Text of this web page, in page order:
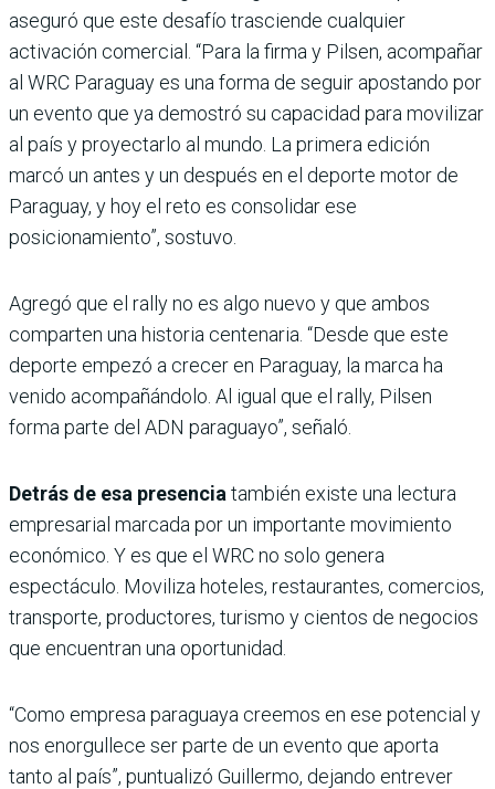
aseguró que este desafío trasciende cualquier
activación comercial. “Para la firma y Pilsen, acompañar
al WRC Paraguay es una forma de seguir apostando por
un evento que ya demostró su capacidad para movilizar
al país y proyectarlo al mundo. La primera edición
marcó un antes y un después en el deporte motor de
Paraguay, y hoy el reto es consolidar ese
posicionamiento”, sostuvo.
Agregó que el rally no es algo nuevo y que ambos
comparten una historia centenaria. “Desde que este
deporte empezó a crecer en Paraguay, la marca ha
venido acompañándolo. Al igual que el rally, Pilsen
forma parte del ADN paraguayo”, señaló.
Detrás de esa presencia también existe una lectura
empresarial marcada por un importante movimiento
económico. Y es que el WRC no solo genera
espectáculo. Moviliza hoteles, restaurantes, comercios,
transporte, productores, turismo y cientos de negocios
que encuentran una oportunidad.
“Como empresa paraguaya creemos en ese potencial y
nos enorgullece ser parte de un evento que aporta
tanto al país”, puntualizó Guillermo, dejando entrever